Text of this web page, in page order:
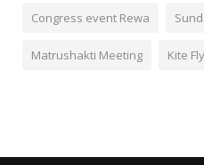
Congress event Rewa
Matrushakti Meeting Kite